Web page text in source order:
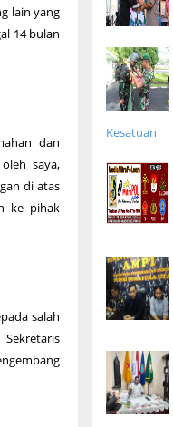
lain yang
14 bulan
dan
saya,
di atas
ke pihak
salah
Kesatuan